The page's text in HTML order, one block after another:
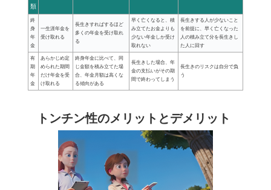
類
終
身
年
金
一生涯年金を
受け取れる
長生きすればするほど
多くの年金を受け取れ
る
早く亡くなると、積
み立てたお金よりも
少ない年金しか受け
取れない
長生きする人が少ないこと
を前提に、早く亡くなった
人の積み立て分を長生きし
た人に回す
有
期
年
金
あらかじめ定
められた期間
だけ年金を受
け取れる
終身年金に比べて、同
じ金額を積み立てた場
合、年金月額は高くな
る傾向がある
長生きした場合、年
金の支払いがその期
間で終わってしまう
長生きのリスクは自分で負
う
トンチン性のメリットとデメリット